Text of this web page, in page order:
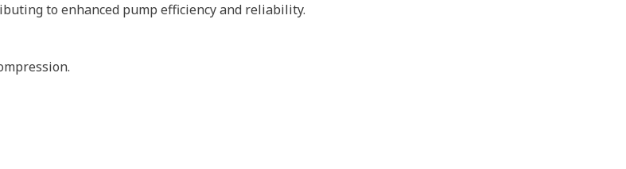
to enhanced pump efficiency and reliability.